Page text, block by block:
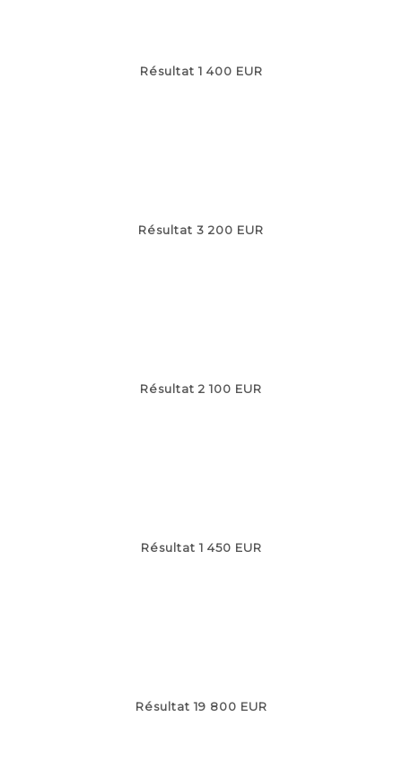
Résultat 1 400 EUR
Résultat 3 200 EUR
Résultat 2 100 EUR
Résultat 1 450 EUR
Résultat 19 800 EUR